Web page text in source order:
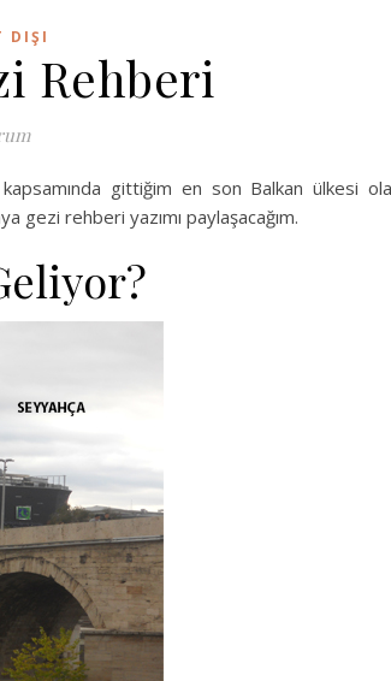
DIŞI
Rehberi
kapsamında gittiğim en son Balkan ülkesi
gezi rehberi yazımı paylaşacağım.